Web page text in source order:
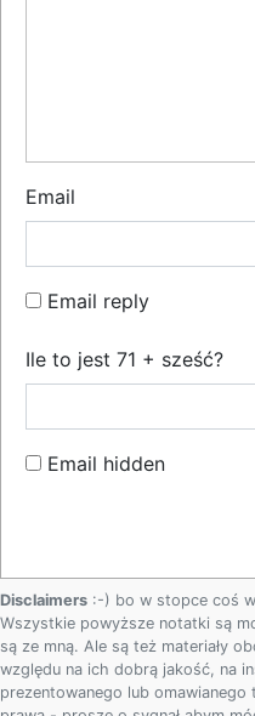
Email
Email reply
Ile to jest 71 + sześć?
Email hidden
Disclaimers :-) bo w stopce coś
Wszystkie powyższe notatki są
są ze mną. Ale są też materiały
względu na ich dobrą jakość, na
prezentowanego lub